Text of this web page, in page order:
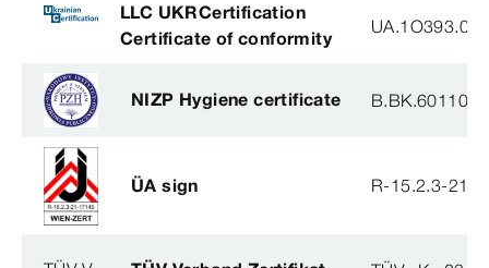
LLC UKRCertification
Certificate of conformity
NIZP Hygiene certificate
ÜA sign R-15.2.3-21-